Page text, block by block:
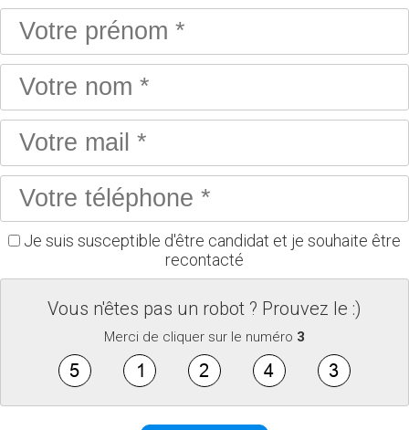
Je suis susceptible d'être candidat et je souhaite être
recontacté
Vous n'êtes pas un robot ? Prouvez le :)
Merci de cliquer sur le numéro 3